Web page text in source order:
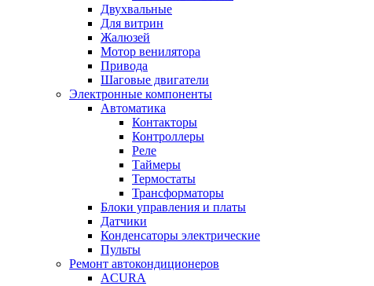
Двухвальные
Для витрин
Жалюзей
Мотор венилятора
Привода
Шаговые двигатели
Электронные компоненты
Автоматика
Контакторы
Контроллеры
Реле
Таймеры
Термостаты
Трансформаторы
Блоки управления и платы
Датчики
Конденсаторы электрические
Пульты
Ремонт автокондиционеров
ACURA